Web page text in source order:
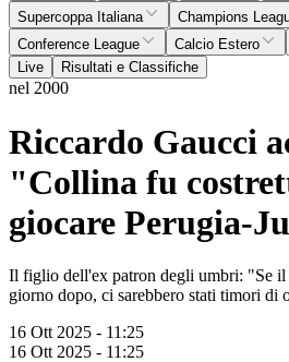
Supercoppa Italiana
Champions
Conference League
Calcio Estero
Live
Risultati e Classifiche
nel 2000
Riccardo Gaucci
"Collina fu
giocare Perugia-
Il figlio dell'ex patron degli umbri: "Se il
giorno dopo, ci sarebbero stati timori di
16 Ott 2025 - 11:25
16 Ott 2025 - 11:25